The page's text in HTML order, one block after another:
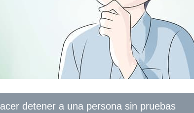
Hacer detener a una persona sin pruebas